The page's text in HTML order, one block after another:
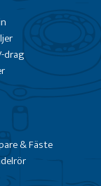
drag
& Fäste